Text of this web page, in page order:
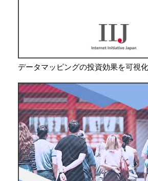
データマッピングの投資効果を可視